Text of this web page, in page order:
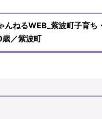
んねるWEB_紫波町子育ち
／紫波町